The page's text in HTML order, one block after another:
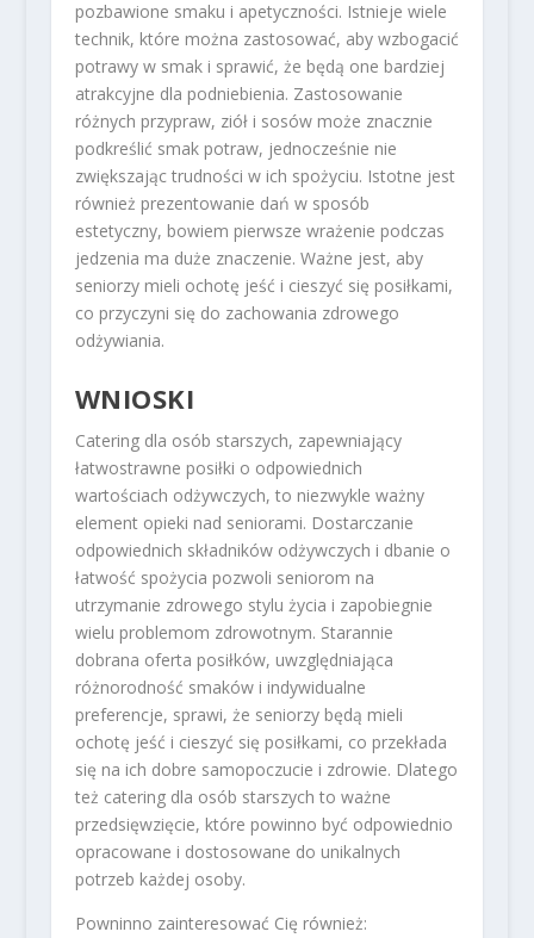
pozbawione smaku i apetyczności. Istnieje wiele
technik, które można zastosować, aby wzbogacić
potrawy w smak i sprawić, że będą one bardziej
atrakcyjne dla podniebienia. Zastosowanie
różnych przypraw, ziół i sosów może znacznie
podkreślić smak potraw, jednocześnie nie
zwiększając trudności w ich spożyciu. Istotne jest
również prezentowanie dań w sposób
estetyczny, bowiem pierwsze wrażenie podczas
jedzenia ma duże znaczenie. Ważne jest, aby
seniorzy mieli ochotę jeść i cieszyć się posiłkami,
co przyczyni się do zachowania zdrowego
odżywiania.
WNIOSKI
Catering dla osób starszych, zapewniający
łatwostrawne posiłki o odpowiednich
wartościach odżywczych, to niezwykle ważny
element opieki nad seniorami. Dostarczanie
odpowiednich składników odżywczych i dbanie o
łatwość spożycia pozwoli seniorom na
utrzymanie zdrowego stylu życia i zapobiegnie
wielu problemom zdrowotnym. Starannie
dobrana oferta posiłków, uwzględniająca
różnorodność smaków i indywidualne
preferencje, sprawi, że seniorzy będą mieli
ochotę jeść i cieszyć się posiłkami, co przekłada
się na ich dobre samopoczucie i zdrowie. Dlatego
też catering dla osób starszych to ważne
przedsięwzięcie, które powinno być odpowiednio
opracowane i dostosowane do unikalnych
potrzeb każdej osoby.
Powninno zainteresować Cię również: